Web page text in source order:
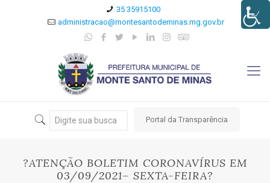
35 35915100
administracao@montesantodeminas.mg.gov.br
Portal da Transparência
?ATENÇÃO BOLETIM CORONAVÍRUS EM
03/09/2021– SEXTA-FEIRA?